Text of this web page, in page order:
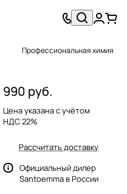
Профессиональная химия
990 руб.
Цена указана с учётом
НДС 22%
Рассчитать доставку
Официальный дилер
Santoemma в России